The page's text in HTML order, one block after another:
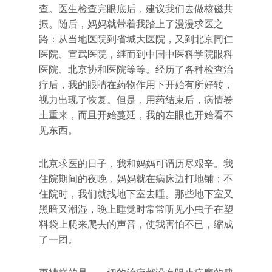
查。医生检查完眼底后，建议我们去做核磁共
振。随后，妈妈就带着我踏上了漫漫求医之
路：从当地医院到省城大医院，又到北京同仁
医院、宣武医院，继而到中国中医科学院眼科
医院、北京协和医院等等。经历了各种检查治
疗后，我的眼睛在药物作用下开始有所好转，
视力出现了恢复。但是，用药结束后，病情卷
土重来，而且开始蔓延，我的左眼也开始看不
见东西。
北京求医的日子，我和妈妈可谓历尽艰辛。我
住院期间的夜晚，妈妈就在病床边打地铺；不
住院时，我们就找地下室去睡。那些地下室又
黑暗又潮湿，晚上睡觉时常常听见小虫子在塑
料袋上爬来爬去的声音，使我害怕不已，缩成
了一团。